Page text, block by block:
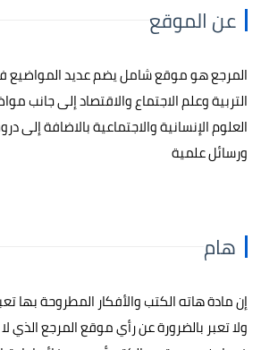
عن الموقع
المرجع هو موقع شامل يضم عديد
التربية وعلم الاجتماع والاقتصاد إلى
العلوم الإنسانية والاجتماعية بالاضافة إلى
ورسائل علمية
هام
إن مادة هاته الكتب والأفكار المطروحة بها
ولا تعبر بالضرورة عن رأي موقع المرجع